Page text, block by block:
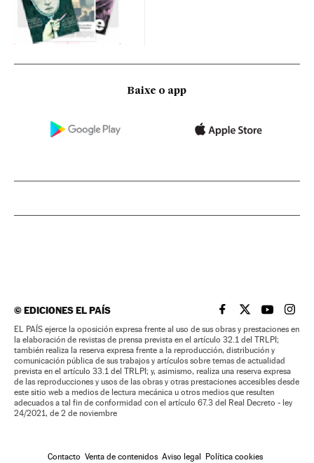
Baixe o app
©EDICIONES EL PAÍS EL PAÍS BRASIL EN
EL PAÍSEL PAÍS
EL
EL PAÍS ejerce la oposición expresa frente al uso de sus obras y prestaciones en
la elaboración de revistas de prensa prevista en el artículo 32.1 del TRLPI;
también realiza la reserva expresa frente a la reproducción, distribución y
comunicación pública de sus trabajos y artículos sobre temas de actualidad
prevista en el artículo 33.1 del TRLPI; y, asimismo, realiza una reserva expresa
de las reproducciones y usos de las obras y otras prestaciones accesibles desde
este sitio web a medios de lectura mecánica u otros medios que resulten
adecuados a tal fin de conformidad con el artículo 67.3 del Real Decreto - ley
24/2021, de 2 de noviembre
Contacto Venta de contenidos Aviso legal Política cookies